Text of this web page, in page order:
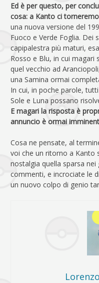
Ed è per questo, per
cosa: a Kanto ci
una nuova versione del
Fuoco e Verde Foglia. Dei
capipalestra più maturi,
Rosso e Blu, in cui
quel vecchio ad
una Samina ormai
In cui, in poche parole,
Sole e Luna possano
E magari la risposta è
annuncio è ormai
Cosa ne pensate, al
voi che un ritorno a Kanto
nostalgia quella sparsa
commenti, e incrociate le
un nuovo colpo di genio